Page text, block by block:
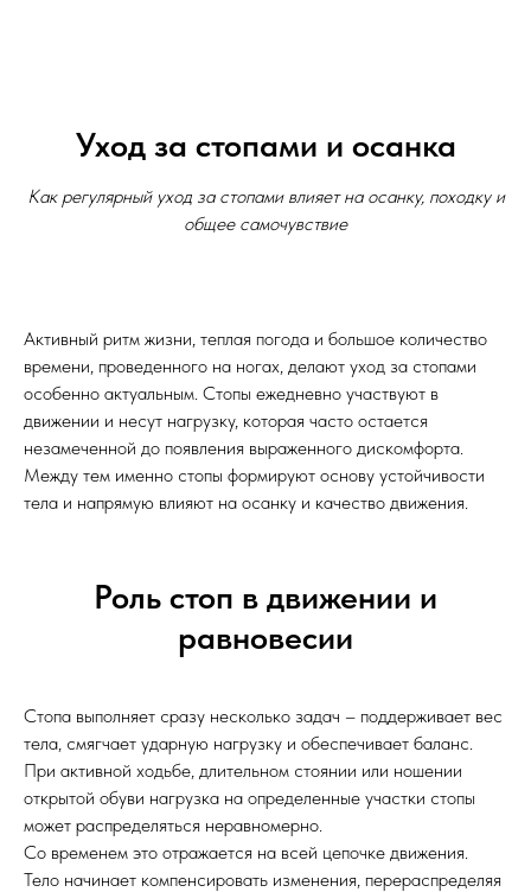
Уход за стопами и осанка
Как регулярный уход за стопами влияет на осанку, походку и
общее самочувствие
Активный ритм жизни, теплая погода и большое количество
времени, проведенного на ногах, делают уход за стопами
особенно актуальным. Стопы ежедневно участвуют в
движении и несут нагрузку, которая часто остается
незамеченной до появления выраженного дискомфорта.
Между тем именно стопы формируют основу устойчивости
тела и напрямую влияют на осанку и качество движения.
Роль стоп в движении и
равновесии
Стопа выполняет сразу несколько задач – поддерживает вес
тела, смягчает ударную нагрузку и обеспечивает баланс.
При активной ходьбе, длительном стоянии или ношении
открытой обуви нагрузка на определенные участки стопы
может распределяться неравномерно.
Со временем это отражается на всей цепочке движения.
Тело начинает компенсировать изменения, перераспределяя